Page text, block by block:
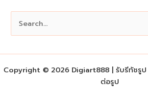
c
Copyright © 2026 Digiart888 | รับรีทัชรู
ต่อรูป